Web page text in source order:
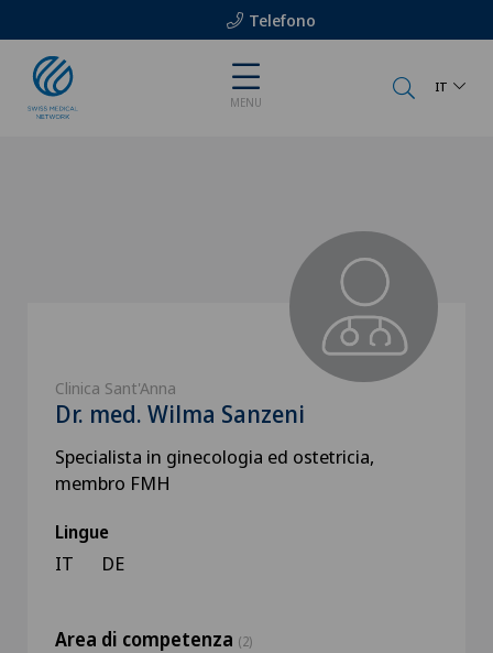
Telefono
MENU
IT
Clinica Sant'Anna
Dr. med. Wilma Sanzeni
Specialista in ginecologia ed ostetricia,
membro FMH
Lingue
IT DE
Area di competenza (2)